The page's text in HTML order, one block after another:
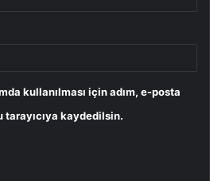
kullanılması için adım, e-posta
tarayıcıya kaydedilsin.